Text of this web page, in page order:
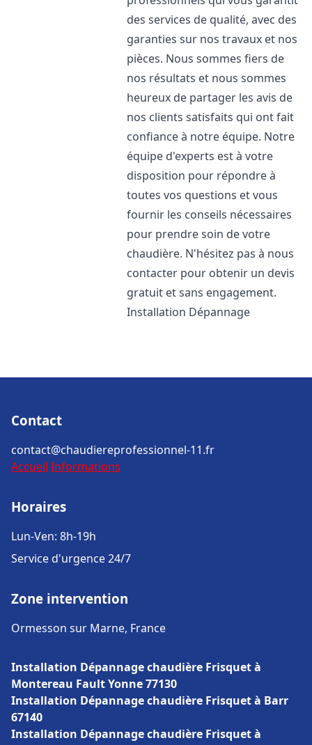
des services de qualité, avec des
garanties sur nos travaux et nos
pièces. Nous sommes fiers de
nos résultats et nous sommes
heureux de partager les avis de
nos clients satisfaits qui ont fait
confiance à notre équipe. Notre
équipe d'experts est à votre
disposition pour répondre à
toutes vos questions et vous
fournir les conseils nécessaires
pour prendre soin de votre
chaudière. N'hésitez pas à nous
contacter pour obtenir un devis
gratuit et sans engagement.
Installation Dépannage
Contact
contact@chaudiereprofessionnel-11.fr
Accueil Informations
Horaires
Lun-Ven: 8h-19h
Service d'urgence 24/7
Zone intervention
Ormesson sur Marne, France
Installation Dépannage chaudière Frisquet à
Montereau Fault Yonne 77130
Installation Dépannage chaudière Frisquet à Barr
67140
Installation Dépannage chaudière Frisquet à